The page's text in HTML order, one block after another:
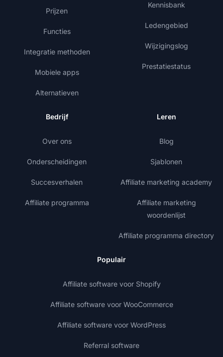
Prijzen
Functies
Integratie methoden
Mobiele apps
Alternatieven
Kennisbank
Ledengebied
Wijzigingslog
Prestatiestatus
Bedrijf
Over ons
Onderscheidingen
Succesverhalen
Affiliate programma
Leren
Blog
Sjablonen
Affiliate marketing academy
Affiliate marketing
woordenlijst
Affiliate programma directory
Populair
Affiliate software voor Shopify
Affiliate software voor WooCommerce
Affiliate software voor WordPress
Referral software